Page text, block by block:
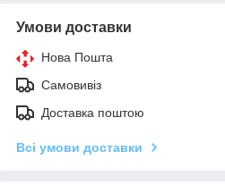
Умови доставки
Нова Пошта
Самовивіз
Доставка поштою
Всі умови доставки